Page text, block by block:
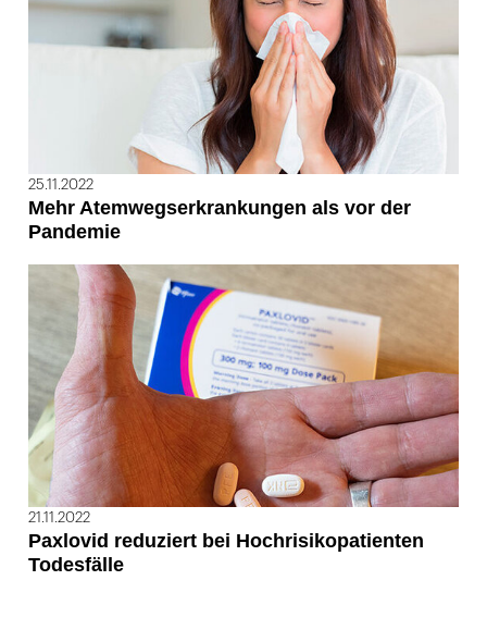
25.11.2022
Mehr Atemwegserkrankungen als vor der
Pandemie
21.11.2022
Paxlovid reduziert bei Hochrisikopatienten
Todesfälle